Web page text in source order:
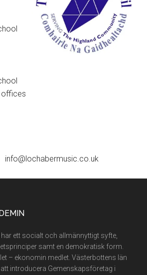
offices
ett socialt och allmännyttigt syfte,
samt en demokratisk form.
– ekonomin medlet. Västerbottens län
introducera Gemenskapsföretag i